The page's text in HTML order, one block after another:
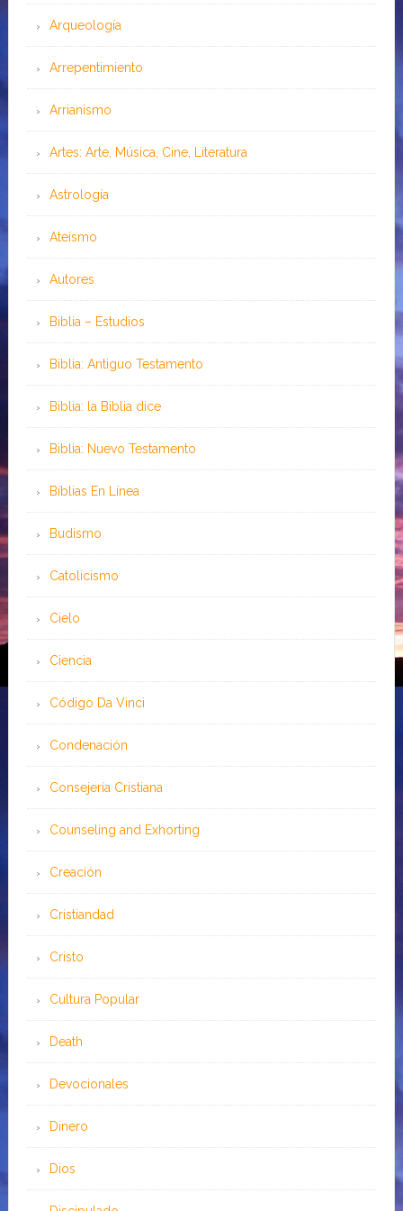
Arqueología
Arrepentimiento
Arrianismo
Artes: Arte, Música, Cine, Literatura
Astrología
Ateísmo
Autores
Biblia – Estudios
Biblia: Antiguo Testamento
Biblia: la Biblia dice
Biblia: Nuevo Testamento
Bíblias En Línea
Budismo
Catolicismo
Cielo
Ciencia
Código Da Vinci
Condenación
Consejería Cristiana
Counseling and Exhorting
Creación
Cristiandad
Cristo
Cultura Popular
Death
Devocionales
Dinero
Dios